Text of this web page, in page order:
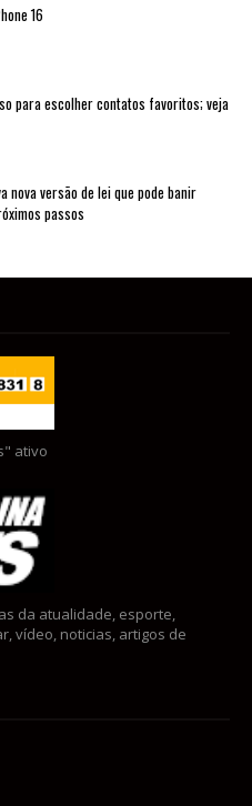
16
para escolher contatos favoritos; veja
nova versão de lei que pode banir
passos
ativo
da atualidade, esporte,
vídeo, noticias, artigos de